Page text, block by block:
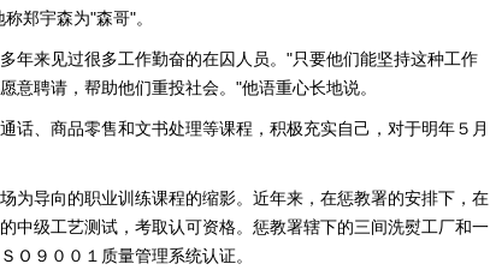
郑宇森为"森哥"。
年来见过很多工作勤奋的在囚人员。"只要他们能坚持这种工作
意聘请，帮助他们重投社会。"他语重心长地说。
话、商品零售和文书处理等课程，积极充实自己，对于明年５月
为导向的职业训练课程的缩影。近年来，在惩教署的安排下，在
中级工艺测试，考取认可资格。惩教署辖下的三间洗熨工厂和一
Ｏ９００１质量管理系统认证。